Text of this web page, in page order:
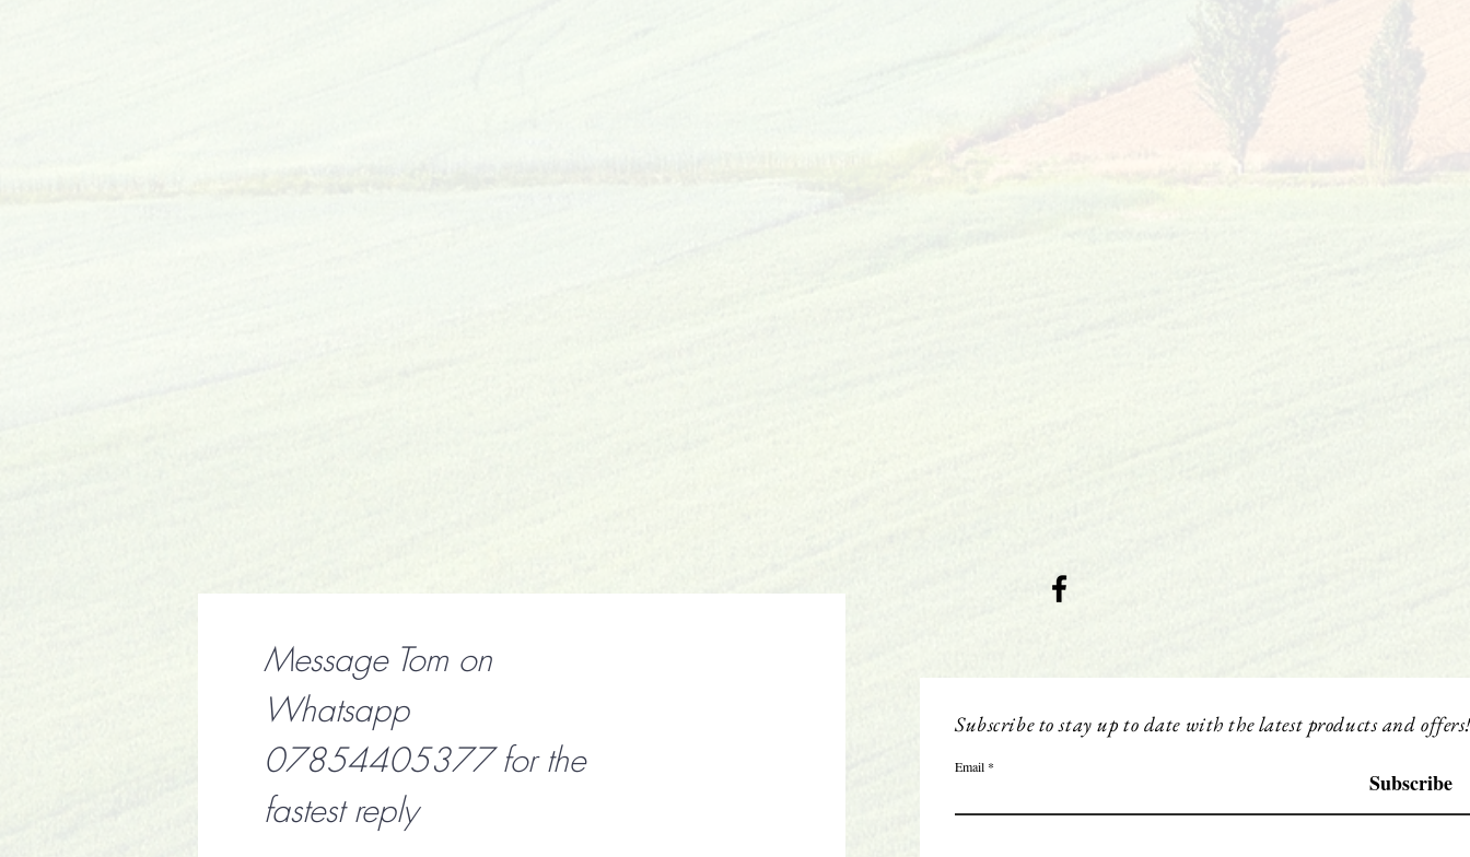
Message Tom on
Whatsapp
07854405377 for the
fastest reply
Subscribe to stay up to date with the latest products and
Email
Subscribe